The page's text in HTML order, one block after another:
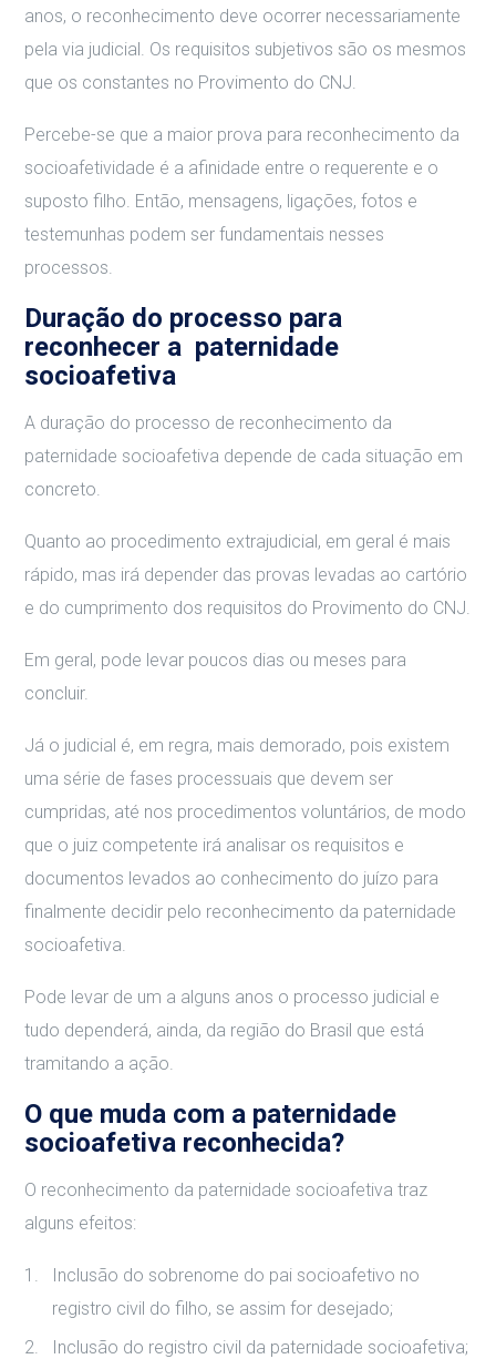
anos, o reconhecimento deve ocorrer necessariamente
pela via judicial. Os requisitos subjetivos são os mesmos
que os constantes no Provimento do CNJ.
Percebe-se que a maior prova para reconhecimento da
socioafetividade é a afinidade entre o requerente e o
suposto filho. Então, mensagens, ligações, fotos e
testemunhas podem ser fundamentais nesses
processos.
Duração do processo para
reconhecer a paternidade
socioafetiva
A duração do processo de reconhecimento da
paternidade socioafetiva depende de cada situação em
concreto.
Quanto ao procedimento extrajudicial, em geral é mais
rápido, mas irá depender das provas levadas ao cartório
e do cumprimento dos requisitos do Provimento do CNJ.
Em geral, pode levar poucos dias ou meses para
concluir.
Já o judicial é, em regra, mais demorado, pois existem
uma série de fases processuais que devem ser
cumpridas, até nos procedimentos voluntários, de modo
que o juiz competente irá analisar os requisitos e
documentos levados ao conhecimento do juízo para
finalmente decidir pelo reconhecimento da paternidade
socioafetiva.
Pode levar de um a alguns anos o processo judicial e
tudo dependerá, ainda, da região do Brasil que está
tramitando a ação.
O que muda com a paternidade
socioafetiva reconhecida?
O reconhecimento da paternidade socioafetiva traz
alguns efeitos:
Inclusão do sobrenome do pai socioafetivo no
registro civil do filho, se assim for desejado;
Inclusão do registro civil da paternidade socioafetiva;